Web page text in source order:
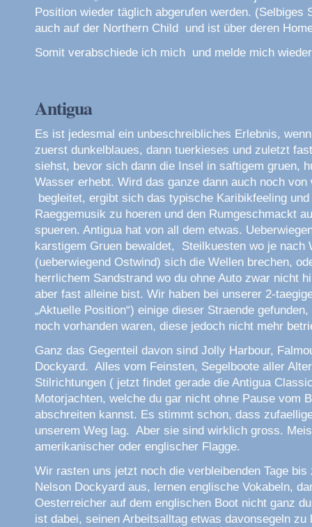
Position wieder täglich abgerufen werden. (Selbiges
auch auf der Northern Child und ist über deren
Somit verabschiede ich mich und melde mich
Antigua
Es ist jedesmal ein unbeschreibliches Erlebnis,
zuerst dunkelblaues, dann tuerkieses und zuletzt
siehst, bevor sich dann die Insel in saftigem gruen,
Wasser erhebt. Wird das ganze dann auch noch von
begleitet, ergibt sich das typische Karibikfeeling
Raeggemusik zu hoeren und den Rumgeschmackt
spueren. Antigua hat von all dem etwas.
karstigem Gruen bewaldet, Steilkuesten wo je nach
(ueberwiegend Ostwind) sich die Wellen brechen,
herrlichem Sandstrand wo du ohne Auto zwar nicht
aber fast alleine bist. Wir haben bei unserer 2-
„Aktuelle Position“) einige dieser Straende
noch vorhanden waren, diese jedoch nicht mehr
Ganz das Gegenteil davon sind Jolly Harbour,
Dockyard. Alles vom Feinsten, Segelboote aller
Stilrichtungen ( jetzt findet gerade die Antigua
Motorjachten, welche du gar nicht ohne Pause vom
abschreiten kannst. Es stimmt schon, dass
unserem Weg lag. Aber sie sind wirklich gross.
amerikanischer oder englischer Flagge.
Wir rasten uns jetzt noch die verbleibenden Tage bis
Nelson Dockyard aus, lernen englische Vokabeln,
Oesterreicher auf dem englischen Boot nicht ganz
ist dabei, seinen Arbeitsalltag etwas davonsegeln zu